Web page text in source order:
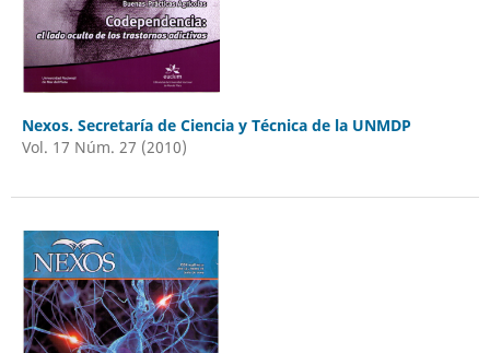
Nexos. Secretaría de Ciencia y Técnica de la UNMDP
Vol. 17 Núm. 27 (2010)